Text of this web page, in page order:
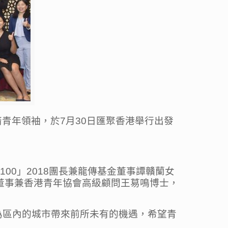
年領袖，於7月30日匯聚香港舉行出發
」2018團長兼龍傳基金董事譚贛蘭女
兼香港青年協會高級顧問王䓪鳴博士，
內的城市帶來前所未有的機遇，希望青